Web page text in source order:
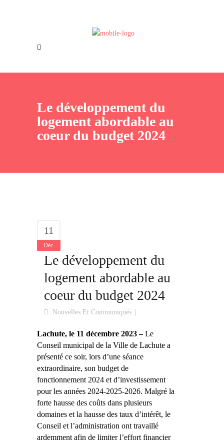
Offres d’emploi
Le développement du
logement abordable au
coeur du budget 2024
11
Déc
Le développement du
logement abordable au
coeur du budget 2024
Nouvelles Et Communiqués
Lachute, le 11 décembre 2023 –Le
Conseil municipal de la Ville de Lachute a
présenté ce soir, lors d’une séance
extraordinaire, son budget de
fonctionnement 2024 et d’investissement
pour les années 2024-2025-2026. Malgré la
forte hausse des coûts dans plusieurs
domaines et la hausse des taux d’intérêt, le
Conseil et l’administration ont travaillé
ardemment afin de limiter l’effort financier